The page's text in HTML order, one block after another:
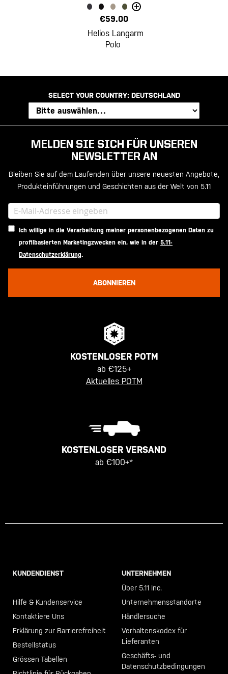
+
€59.00
Helios Langarm
Polo
SELECT YOUR COUNTRY: DEUTSCHLAND
MELDEN SIE SICH FÜR UNSEREN
NEWSLETTER AN
Bleiben Sie auf dem Laufenden über unsere neuesten Angebote,
Produkteinführungen und Geschichten aus der Welt von 5.11
Ich willige in die Verarbeitung meiner personenbezogenen Daten zu
profilbasierten Marketingzwecken ein, wie in der 5.11-
Datenschutzerklärung.
ABONNIEREN
KOSTENLOSER POTM
ab €125+
Aktuelles POTM
KOSTENLOSER VERSAND
ab €100+*
KUNDENDIENST
Hilfe & Kundenservice
Kontaktiere Uns
Erklärung zur Barrierefreiheit
Bestellstatus
Grössen-Tabellen
UNTERNEHMEN
Über 5.11 Inc.
Unternehmensstandorte
Händlersuche
Verhaltenskodex für
Lieferanten
Geschäfts- und
Datenschutzbedingungen